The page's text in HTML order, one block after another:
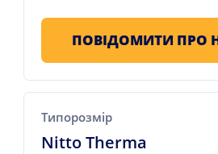
ПОВІДОМИТИ ПРО
Типорозмір
Nitto Therma